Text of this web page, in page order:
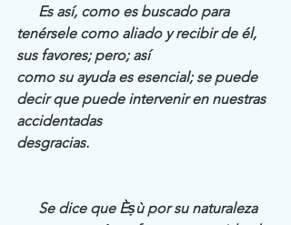
tenérsele como aliado y recibir de él,
sus favores; pero; así
como su ayuda es esencial; se puede
decir que puede intervenir en nuestras
accidentadas
desgracias.